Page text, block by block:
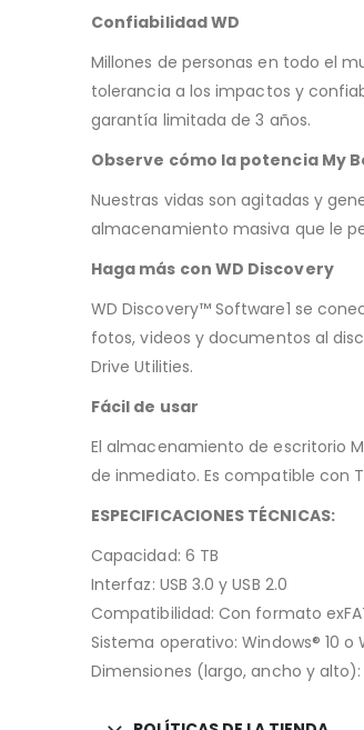
Confiabilidad WD
Millones de personas en todo el
tolerancia a los impactos y
garantía limitada de 3 años.
Observe cómo la potencia My
Nuestras vidas son agitadas y
almacenamiento masiva que le
Haga más con WD Discovery
WD Discovery™ Software1 se
fotos, videos y documentos al
Drive Utilities.
Fácil de usar
El almacenamiento de escritorio
de inmediato. Es compatible con
ESPECIFICACIONES TÉCNICAS:
Capacidad: 6 TB
Interfaz: USB 3.0 y USB 2.0
Compatibilidad: Con formato
Sistema operativo: Windows® 10 o
Dimensiones (largo, ancho y alto):